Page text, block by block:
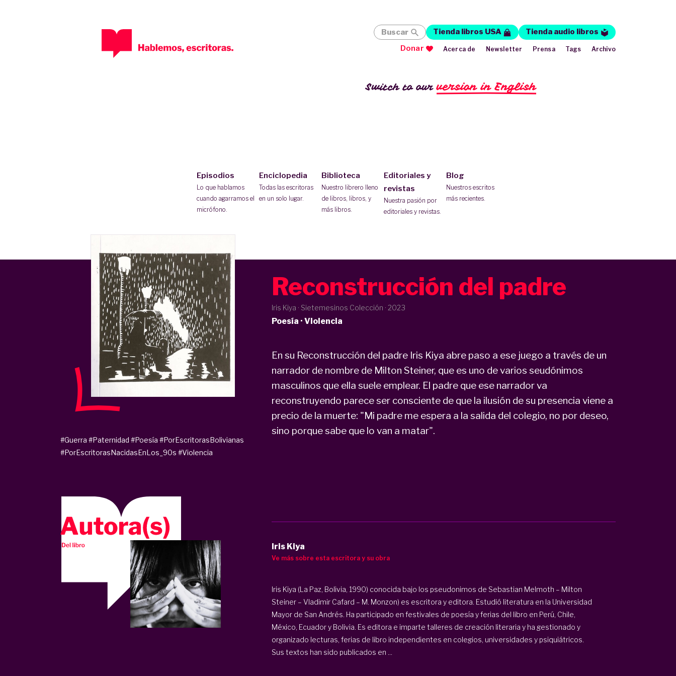
Switch to ourversion in English
Episodios
Lo que hablamos
cuando agarramos el
micrófono.
Enciclopedia
Todas las escritoras
en un solo lugar.
Biblioteca
Nuestro librero lleno
de libros, libros, y
más libros.
Editoriales y
revistas
Nuestra pasión por
editoriales y revistas.
Blog
Nuestros escritos
más recientes.
Buscar Tienda libros USA
Tienda audio libros
Donar
Acerca de Newsletter Prensa Tags Archivo
Reconstrucción del padre
Iris Kiya · Sietemesinos Colección · 2023
Poesía · Violencia
En su Reconstrucción del padre Iris Kiya abre paso a ese juego a través de un
narrador de nombre de Milton Steiner, que es uno de varios seudónimos
masculinos que ella suele emplear. El padre que ese narrador va
reconstruyendo parece ser consciente de que la ilusión de su presencia viene a
precio de la muerte: "Mi padre me espera a la salida del colegio, no por deseo,
sino porque sabe que lo van a matar".
#Guerra #Paternidad #Poesía #PorEscritorasBolivianas
#PorEscritorasNacidasEnLos_90s #Violencia
Iris Kiya
Ve más sobre esta escritora y su obra
Iris Kiya (La Paz, Bolivia, 1990) conocida bajo los pseudonimos de Sebastian Melmoth – Milton
Steiner – Vladimir Cafard – M. Monzon) es escritora y editora. Estudió literatura en la Universidad
Mayor de San Andrés. Ha participado en festivales de poesía y ferias del libro en Perú, Chile,
México, Ecuador y Bolivia. Es editora e imparte talleres de creación literaria y ha gestionado y
organizado lecturas, ferias de libro independientes en colegios, universidades y psiquiátricos.
Sus textos han sido publicados en ...